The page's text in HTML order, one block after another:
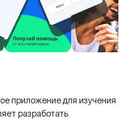
приложение для изучения
разработать